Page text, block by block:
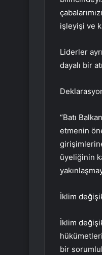
işleyişi ve
Liderler
dayalı bir
“Batı
etmenin
üyeliğinin
İklim
İklim
bir